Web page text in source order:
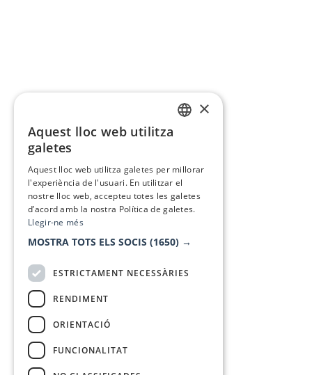
×
Aquest lloc web utilitza
galetes
Aquest lloc web utilitza galetes per millorar
l'experiència de l'usuari. En utilitzar el
nostre lloc web, accepteu totes les galetes
d’acord amb la nostra Política de galetes.
Llegir-ne més
MOSTRA TOTS ELS SOCIS (1650) →
ESTRICTAMENT NECESSÀRIES
RENDIMENT
ORIENTACIÓ
FUNCIONALITAT